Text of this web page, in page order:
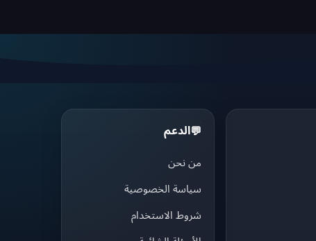
💬الدعم
من نحن
سياسة الخصوصية
شروط الاستخدام